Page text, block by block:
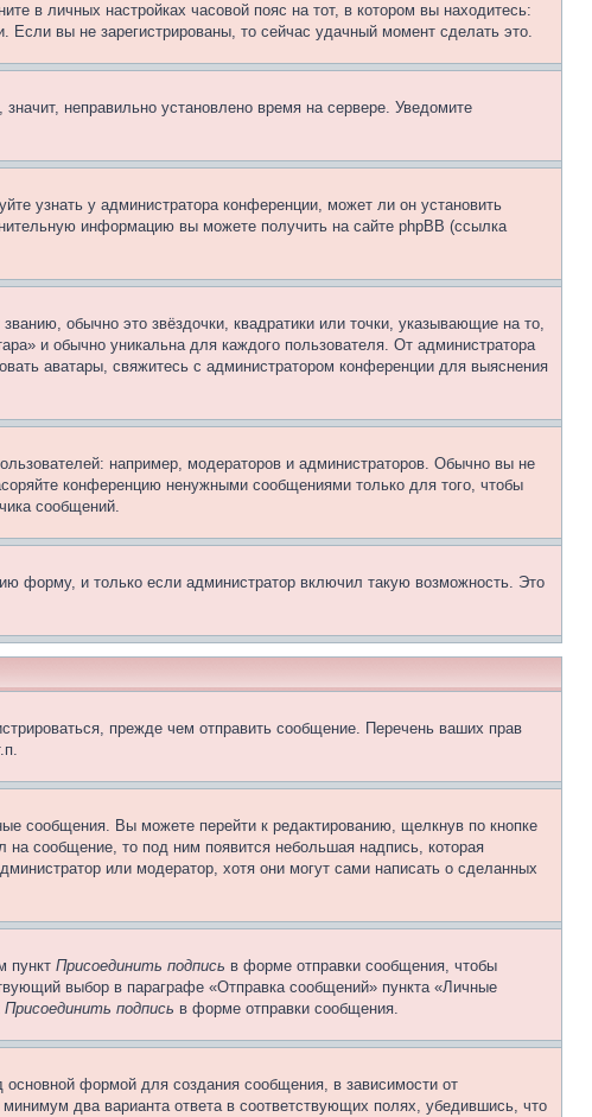
в личных настройках часовой пояс на тот, в котором вы находитесь:
Если вы не зарегистрированы, то сейчас удачный момент сделать это.
неправильно установлено время на сервере. Уведомите
узнать у администратора конференции, может ли он установить
информацию вы можете получить на сайте phpBB (ссылка
обычно это звёздочки, квадратики или точки, указывающие на то,
и обычно уникальна для каждого пользователя. От администратора
аватары, свяжитесь с администратором конференции для выяснения
например, модераторов и администраторов. Обычно вы не
конференцию ненужными сообщениями только для того, чтобы
сообщений.
форму, и только если администратор включил такую возможность. Это
прежде чем отправить сообщение. Перечень ваших прав
сообщения. Вы можете перейти к редактированию, щелкнув по кнопке
на сообщение, то под ним появится небольшая надпись, которая
или модератор, хотя они могут сами написать о сделанных
пункт Присоединить подпись в форме отправки сообщения, чтобы
выбор в параграфе «Отправка сообщений» пункта «Личные
Присоединить подпись в форме отправки сообщения.
основной формой для создания сообщения, в зависимости от
два варианта ответа в соответствующих полях, убедившись, что